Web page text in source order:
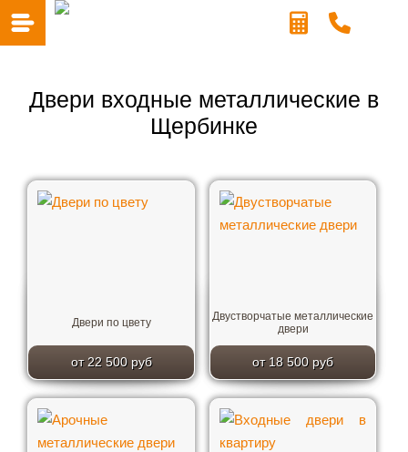
Двери входные металлические в
Щербинке
Двери по цвету
от 22 500 руб
Двустворчатые металлические
двери
от 18 500 руб